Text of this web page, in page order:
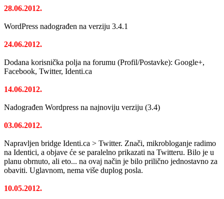
28.06.2012.
WordPress nadograđen na verziju 3.4.1
24.06.2012.
Dodana korisnička polja na forumu (Profil/Postavke): Google+,
Facebook, Twitter, Identi.ca
14.06.2012.
Nadograđen Wordpress na najnoviju verziju (3.4)
03.06.2012.
Napravljen bridge Identi.ca > Twitter. Znači, mikrobloganje radimo
na Identici, a objave će se paralelno prikazati na Twitteru. Bilo je u
planu obrnuto, ali eto... na ovaj način je bilo prilično jednostavno za
obaviti. Uglavnom, nema više duplog posla.
10.05.2012.